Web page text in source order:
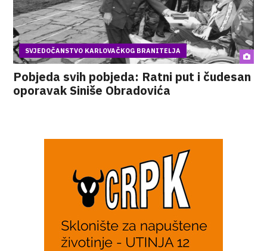
SVJEDOČANSTVO KARLOVAČKOG BRANITELJA
Pobjeda svih pobjeda: Ratni put i čudesan
oporavak Siniše Obradovića